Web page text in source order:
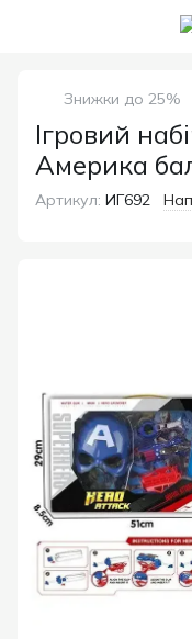
Знижки до 25%
Ігровий
Америка
Артикул: ИГ692